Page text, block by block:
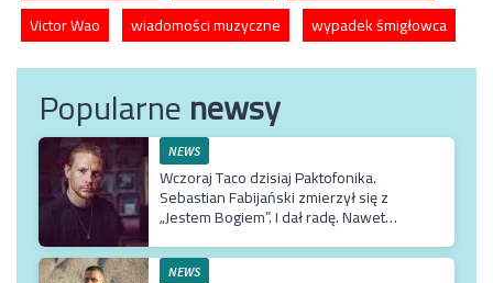
Victor Wao
wiadomości muzyczne wypadek śmigłowca
Popularnenewsy
NEWS
Wczoraj Taco dzisiaj Paktofonika.
Sebastian Fabijański zmierzył się z
„Jestem Bogiem”. I dał radę. Nawet
NEWS